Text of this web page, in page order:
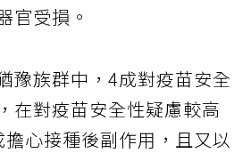
官受損。
豫族群中，4成對疫苗安全
在對疫苗安全性疑慮較高
心接種後副作用，且又以